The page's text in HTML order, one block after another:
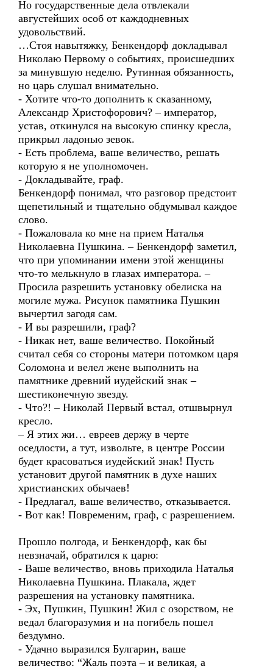
Но государственные дела отвлекали
августейших особ от каждодневных
удовольствий.
…Стоя навытяжку, Бенкендорф докладывал
Николаю Первому о событиях, происшедших
за минувшую неделю. Рутинная обязанность,
но царь слушал внимательно.
- Хотите что-то дополнить к сказанному,
Александр Христофорович? – император,
устав, откинулся на высокую спинку кресла,
прикрыл ладонью зевок.
- Есть проблема, ваше величество, решать
которую я не уполномочен.
- Докладывайте, граф.
Бенкендорф понимал, что разговор предстоит
щепетильный и тщательно обдумывал каждое
слово.
- Пожаловала ко мне на прием Наталья
Николаевна Пушкина. – Бенкендорф заметил,
что при упоминании имени этой женщины
что-то мелькнуло в глазах императора. –
Просила разрешить установку обелиска на
могиле мужа. Рисунок памятника Пушкин
вычертил загодя сам.
- И вы разрешили, граф?
- Никак нет, ваше величество. Покойный
считал себя со стороны матери потомком царя
Соломона и велел жене выполнить на
памятнике древний иудейский знак –
шестиконечную звезду.
- Что?! – Николай Первый встал, отшвырнул
кресло.
– Я этих жи… евреев держу в черте
оседлости, а тут, извольте, в центре России
будет красоваться иудейский знак! Пусть
установит другой памятник в духе наших
христианских обычаев!
- Предлагал, ваше величество, отказывается.
- Вот как! Повременим, граф, с разрешением.
Прошло полгода, и Бенкендорф, как бы
невзначай, обратился к царю:
- Ваше величество, вновь приходила Наталья
Николаевна Пушкина. Плакала, ждет
разрешения на установку памятника.
- Эх, Пушкин, Пушкин! Жил с озорством, не
ведал благоразумия и на погибель пошел
бездумно.
- Удачно выразился Булгарин, ваше
величество: “Жаль поэта – и великая, а